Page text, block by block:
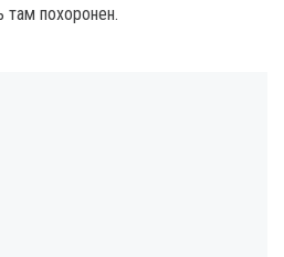
там похоронен.